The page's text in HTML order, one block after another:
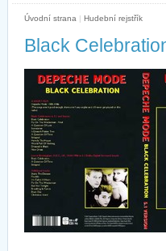
Úvodní strana | Hudební rejstřík
Black